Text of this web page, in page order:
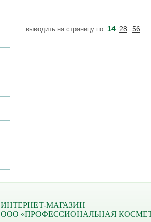
выводить на страницу по: 14 28 56
ИНТЕРНЕТ-МАГАЗИН
ООО «ПРОФЕССИОНАЛЬНАЯ